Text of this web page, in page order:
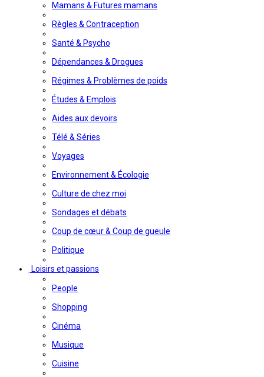
Mamans & Futures mamans
Règles & Contraception
Santé & Psycho
Dépendances & Drogues
Régimes & Problèmes de poids
Études & Emplois
Aides aux devoirs
Télé & Séries
Voyages
Environnement & Écologie
Culture de chez moi
Sondages et débats
Coup de cœur & Coup de gueule
Politique
Loisirs et passions
People
Shopping
Cinéma
Musique
Cuisine